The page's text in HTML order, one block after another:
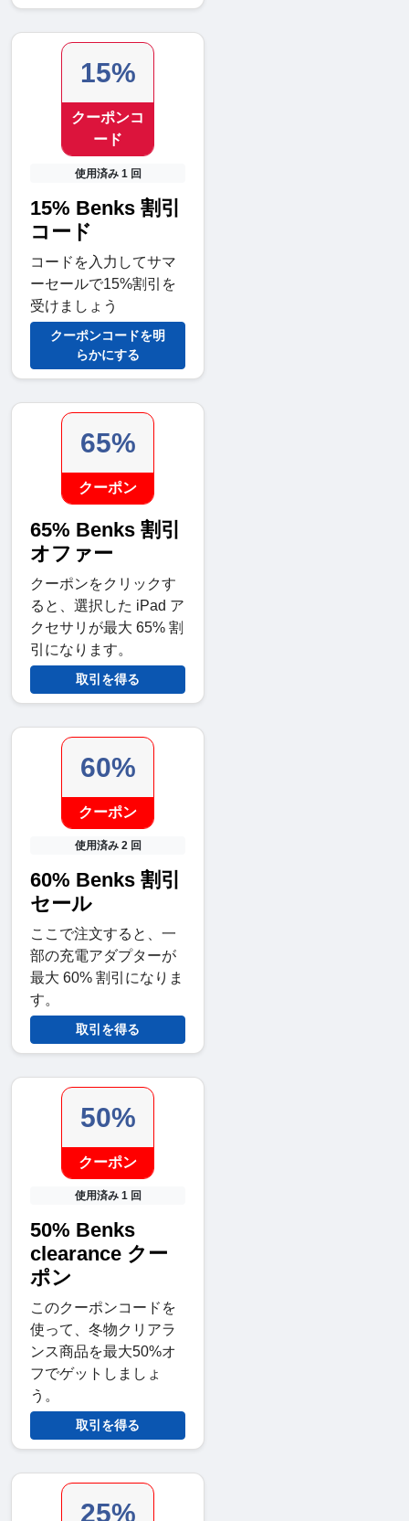
15%
クーポンコ
ード
使用済み 1 回
15% Benks 割引
コード
コードを入力してサマ
ーセールで15%割引を
受けましょう
クーポンコードを明
らかにする
65%
クーポン
65% Benks 割引
オファー
クーポンをクリックす
ると、選択した iPad ア
クセサリが最大 65% 割
引になります。
取引を得る
60%
クーポン
使用済み 2 回
60% Benks 割引
セール
ここで注文すると、一
部の充電アダプターが
最大 60% 割引になりま
す。
取引を得る
50%
クーポン
使用済み 1 回
50% Benks
clearance クー
ポン
このクーポンコードを
使って、冬物クリアラ
ンス商品を最大50%オ
フでゲットしましょ
う。
取引を得る
25%